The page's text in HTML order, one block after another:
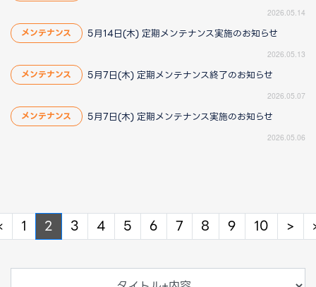
2026.05.14
メンテナンス 5月14日(木) 定期メンテナンス実施のお知らせ
2026.05.13
メンテナンス 5月7日(木) 定期メンテナンス終了のお知らせ
2026.05.07
メンテナンス 5月7日(木) 定期メンテナンス実施のお知らせ
2026.05.06
Previous
1 2 3 4 5 6 7 8 9 10 >